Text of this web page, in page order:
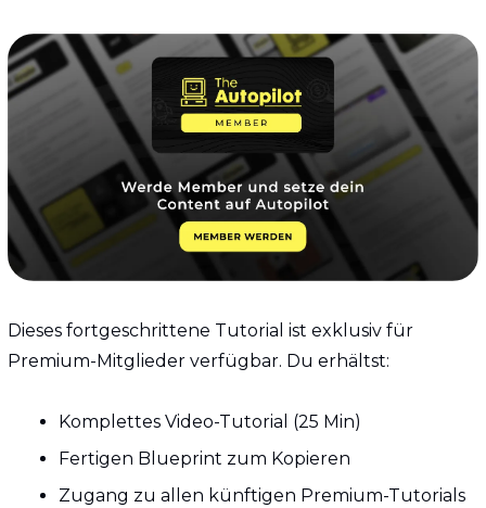
Dieses fortgeschrittene Tutorial ist exklusiv für
Premium-Mitglieder verfügbar. Du erhältst:
Komplettes Video-Tutorial (25 Min)
Fertigen Blueprint zum Kopieren
Zugang zu allen künftigen Premium-Tutorials